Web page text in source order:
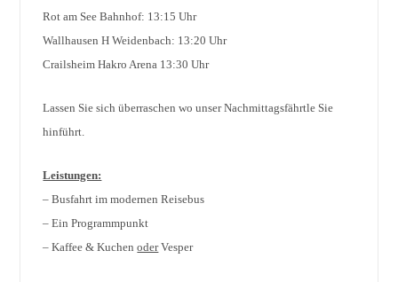
Rot am See Bahnhof: 13:15 Uhr
Wallhausen H Weidenbach: 13:20 Uhr
Crailsheim Hakro Arena 13:30 Uhr
Lassen Sie sich überraschen wo unser Nachmittagsfährtle Sie
hinführt.
Leistungen:
– Busfahrt im modernen Reisebus
– Ein Programmpunkt
– Kaffee & KuchenoderVesper